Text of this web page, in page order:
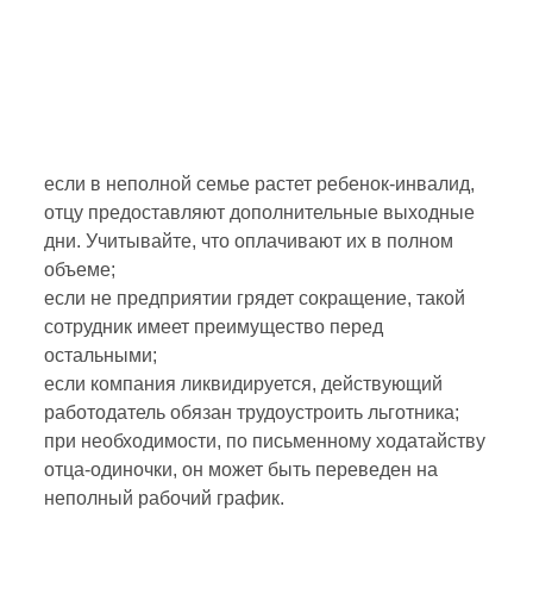
если в неполной семье растет ребенок-инвалид,
отцу предоставляют дополнительные выходные
дни. Учитывайте, что оплачивают их в полном
объеме;
если не предприятии грядет сокращение, такой
сотрудник имеет преимущество перед
остальными;
если компания ликвидируется, действующий
работодатель обязан трудоустроить льготника;
при необходимости, по письменному ходатайству
отца-одиночки, он может быть переведен на
неполный рабочий график.